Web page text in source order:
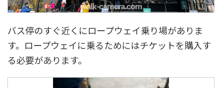
バス停のすぐ近くにロープウェイ乗り場がありま
す。ロープウェイに乗るためにはチケットを購入す
る必要があります。